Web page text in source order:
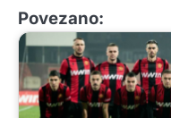
Povezano: